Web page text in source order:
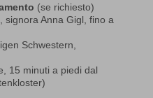
(se richiesto)
, signora Anna Gigl, fino a
Schwestern,
15 minuti a piedi dal